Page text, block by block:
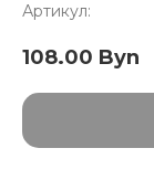
Артикул:
108.00 Byn